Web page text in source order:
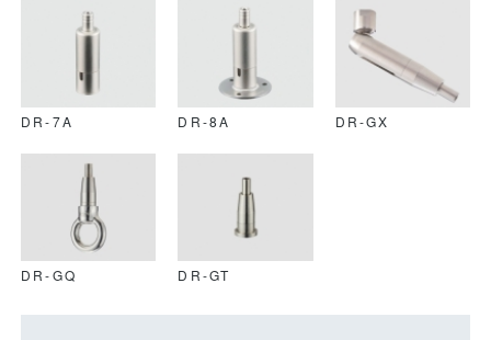
DR-7A DR-8A DR-GX
DR-GQ DR-GT